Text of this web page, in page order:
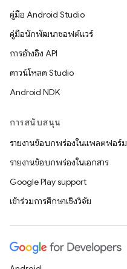
คู่มือ Android Studio
คู่มือนักพัฒนาซอฟต์แวร์
การอ้างอิง API
ดาวน์โหลด Studio
Android NDK
การสนับสนุน
รายงานข้อบกพร่องในแพลตฟอร์ม
รายงานข้อบกพร่องในเอกสาร
Google Play support
เข้าร่วมการศึกษาเชิงวิจัย